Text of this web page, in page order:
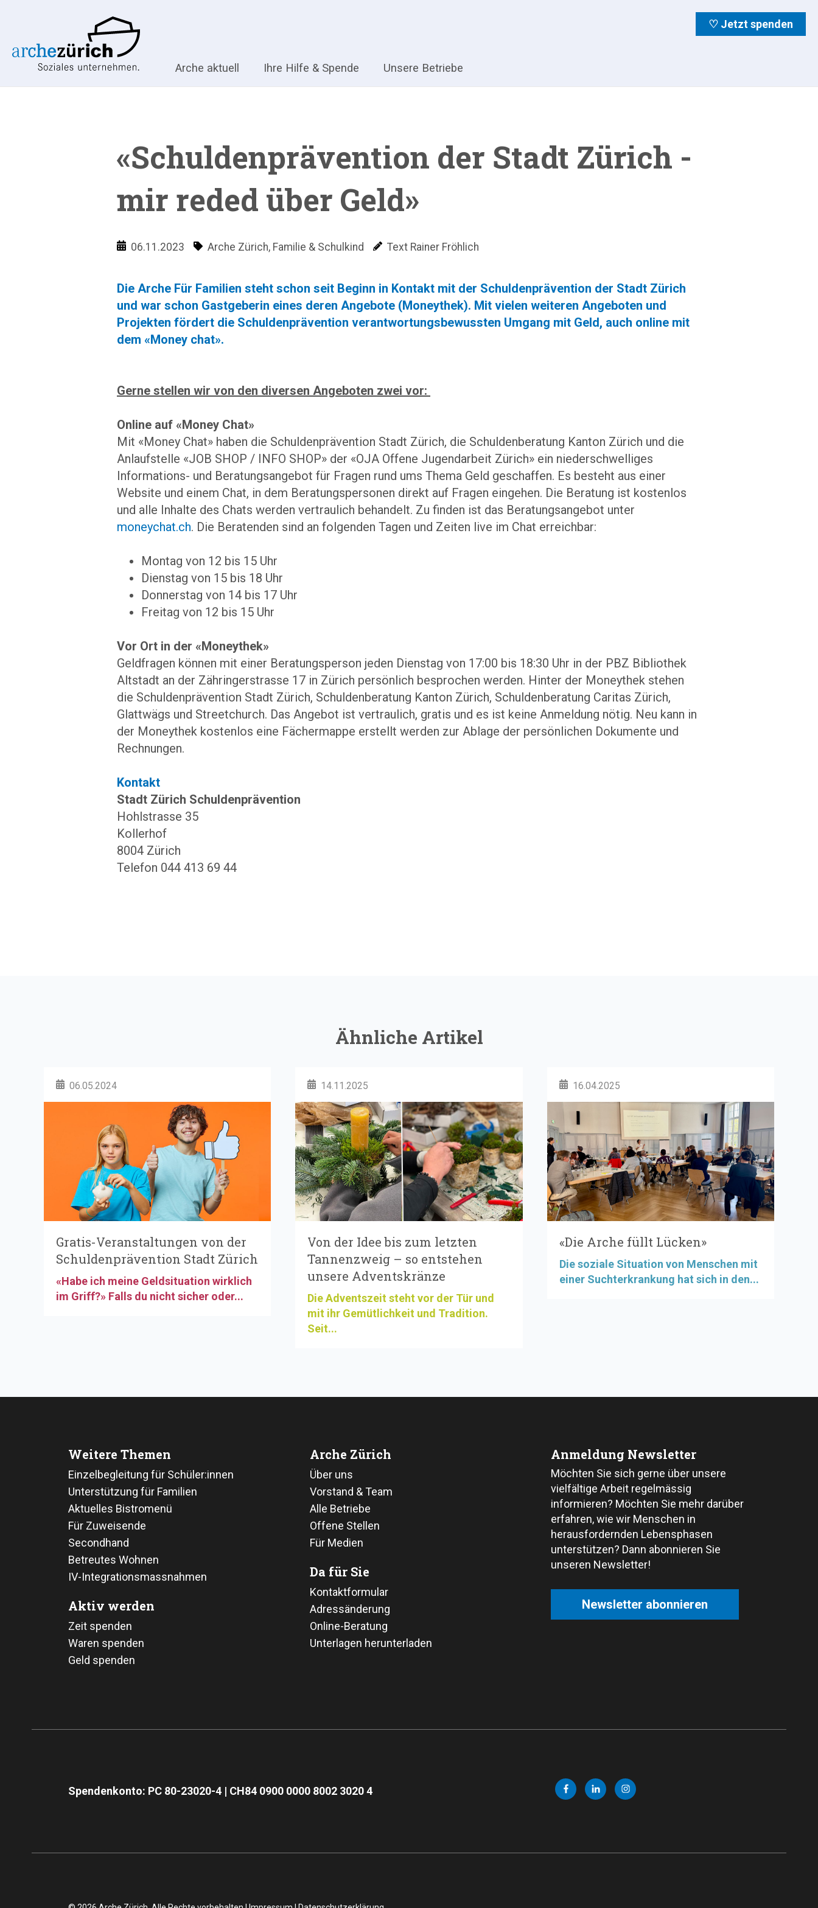
♡ Jetzt spenden
Arche aktuell Ihre Hilfe & Spende Unsere Betriebe
«Schuldenprävention der Stadt Zürich -
mir reded über Geld»
06.11.2023 Arche Zürich, Familie & Schulkind Text Rainer Fröhlich
Die Arche Für Familien steht schon seit Beginn in Kontakt mit der Schuldenprävention der Stadt Zürich
und war schon Gastgeberin eines deren Angebote (Moneythek). Mit vielen weiteren Angeboten und
Projekten fördert die Schuldenprävention verantwortungsbewussten Umgang mit Geld, auch online mit
dem «Money chat».
Gerne stellen wir von den diversen Angeboten zwei vor:
Online auf «Money Chat»
Mit «Money Chat» haben die Schuldenprävention Stadt Zürich, die Schuldenberatung Kanton Zürich und die
Anlaufstelle «JOB SHOP / INFO SHOP» der «OJA Offene Jugendarbeit Zürich» ein niederschwelliges
Informations- und Beratungsangebot für Fragen rund ums Thema Geld geschaffen. Es besteht aus einer
Website und einem Chat, in dem Beratungspersonen direkt auf Fragen eingehen. Die Beratung ist kostenlos
und alle Inhalte des Chats werden vertraulich behandelt. Zu finden ist das Beratungsangebot unter
moneychat.ch. Die Beratenden sind an folgenden Tagen und Zeiten live im Chat erreichbar:
Montag von 12 bis 15 Uhr
Dienstag von 15 bis 18 Uhr
Donnerstag von 14 bis 17 Uhr
Freitag von 12 bis 15 Uhr
Vor Ort in der «Moneythek»
Geldfragen können mit einer Beratungsperson jeden Dienstag von 17:00 bis 18:30 Uhr in der PBZ Bibliothek
Altstadt an der Zähringerstrasse 17 in Zürich persönlich besprochen werden. Hinter der Moneythek stehen
die Schuldenprävention Stadt Zürich, Schuldenberatung Kanton Zürich, Schuldenberatung Caritas Zürich,
Glattwägs und Streetchurch. Das Angebot ist vertraulich, gratis und es ist keine Anmeldung nötig. Neu kann in
der Moneythek kostenlos eine Fächermappe erstellt werden zur Ablage der persönlichen Dokumente und
Rechnungen.
Kontakt
Stadt Zürich Schuldenprävention
Hohlstrasse 35
Kollerhof
8004 Zürich
Telefon 044 413 69 44
Ähnliche Artikel
06.05.2024
Gratis-Veranstaltungen von der
Schuldenprävention Stadt Zürich
«Habe ich meine Geldsituation wirklich
im Griff?» Falls du nicht sicher oder...
14.11.2025
Von der Idee bis zum letzten
Tannenzweig – so entstehen
unsere Adventskränze
Die Adventszeit steht vor der Tür und
mit ihr Gemütlichkeit und Tradition.
Seit...
16.04.2025
«Die Arche füllt Lücken»
Die soziale Situation von Menschen mit
einer Suchterkrankung hat sich in den...
Weitere Themen
Einzelbegleitung für Schüler:innen
Unterstützung für Familien
Aktuelles Bistromenü
Für Zuweisende
Secondhand
Betreutes Wohnen
IV-Integrationsmassnahmen
Aktiv werden
Zeit spenden
Waren spenden
Geld spenden
Arche Zürich
Über uns
Vorstand & Team
Alle Betriebe
Offene Stellen
Für Medien
Da für Sie
Kontaktformular
Adressänderung
Online-Beratung
Unterlagen herunterladen
Anmeldung Newsletter
Möchten Sie sich gerne über unsere
vielfältige Arbeit regelmässig
informieren? Möchten Sie mehr darüber
erfahren, wie wir Menschen in
herausfordernden Lebensphasen
unterstützen? Dann abonnieren Sie
unseren Newsletter!
Newsletter abonnieren
Spendenkonto: PC 80-23020-4 | CH84 0900 0000 8002 3020 4